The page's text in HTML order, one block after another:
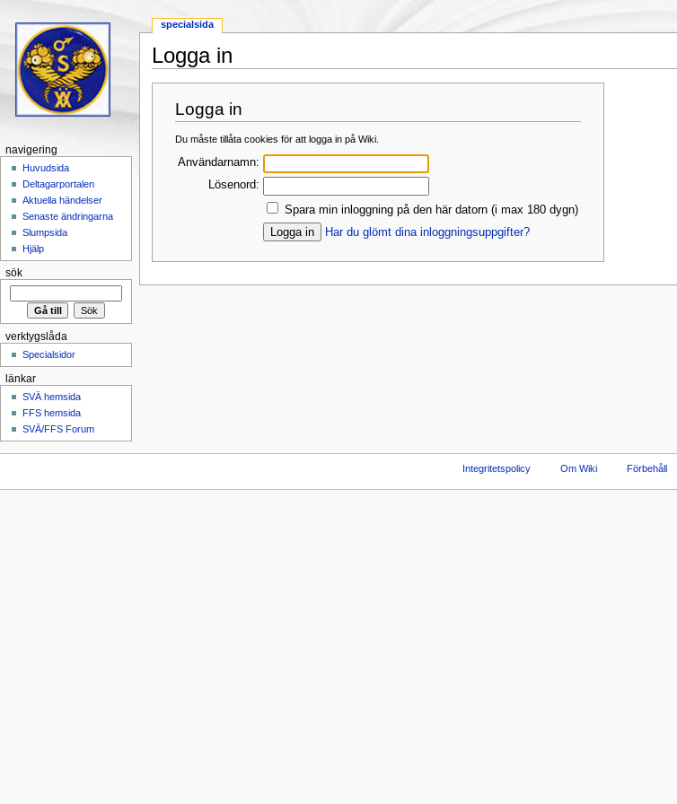
Logga in
Logga in
Du måste tillåta cookies för att logga in på Wiki.
Användarnamn:
Lösenord:
Spara min inloggning på den här datorn (i max 180 dygn)
Har du glömt dina inloggningsuppgifter?
specialsida
navigering
Huvudsida
Deltagarportalen
Aktuella händelser
Senaste ändringarna
Slumpsida
Hjälp
sök
verktygslåda
Specialsidor
länkar
SVÄ hemsida
FFS hemsida
SVÄ/FFS Forum
Integritetspolicy Om Wiki Förbehåll